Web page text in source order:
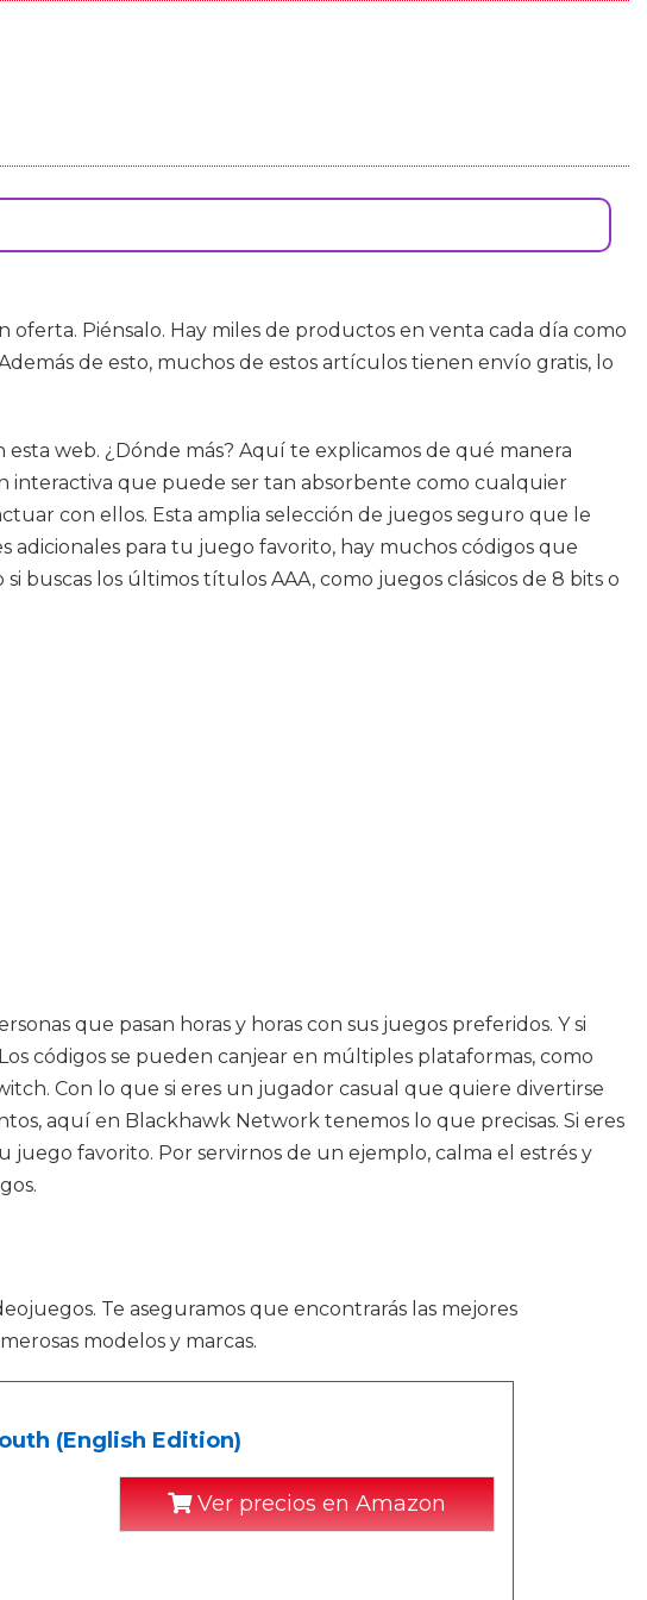
Piénsalo. Hay miles de productos en venta cada día como
de esto, muchos de estos artículos tienen envío gratis, lo
web. ¿Dónde más? Aquí te explicamos de qué manera
interactiva que puede ser tan absorbente como cualquier
con ellos. Esta amplia selección de juegos seguro que le
adicionales para tu juego favorito, hay muchos códigos que
buscas los últimos títulos AAA, como juegos clásicos de 8 bits o
que pasan horas y horas con sus juegos preferidos. Y si
códigos se pueden canjear en múltiples plataformas, como
Con lo que si eres un jugador casual que quiere divertirse
aquí en Blackhawk Network tenemos lo que precisas. Si eres
favorito. Por servirnos de un ejemplo, calma el estrés y
Te aseguramos que encontrarás las mejores
modelos y marcas.
(English Edition)
Ver precios en Amazon